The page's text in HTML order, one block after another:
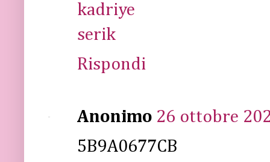
kadriye
serik
Rispondi
Anonimo 26 ottobre
5B9A0677CB